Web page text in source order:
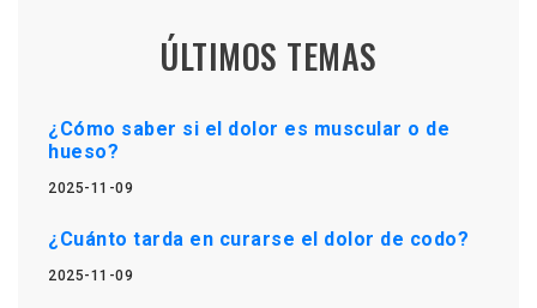
ÚLTIMOS TEMAS
¿Cómo saber si el dolor es muscular o de
hueso?
2025-11-09
¿Cuánto tarda en curarse el dolor de codo?
2025-11-09